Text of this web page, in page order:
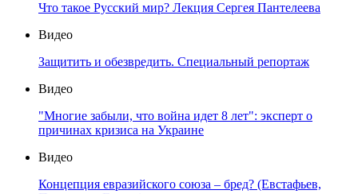
Что такое Русский мир? Лекция Сергея Пантелеева
Видео
Защитить и обезвредить. Специальный репортаж
Видео
"Многие забыли, что война идет 8 лет": эксперт о
причинах кризиса на Украине
Видео
Концепция евразийского союза – бред? (Евстафьев,